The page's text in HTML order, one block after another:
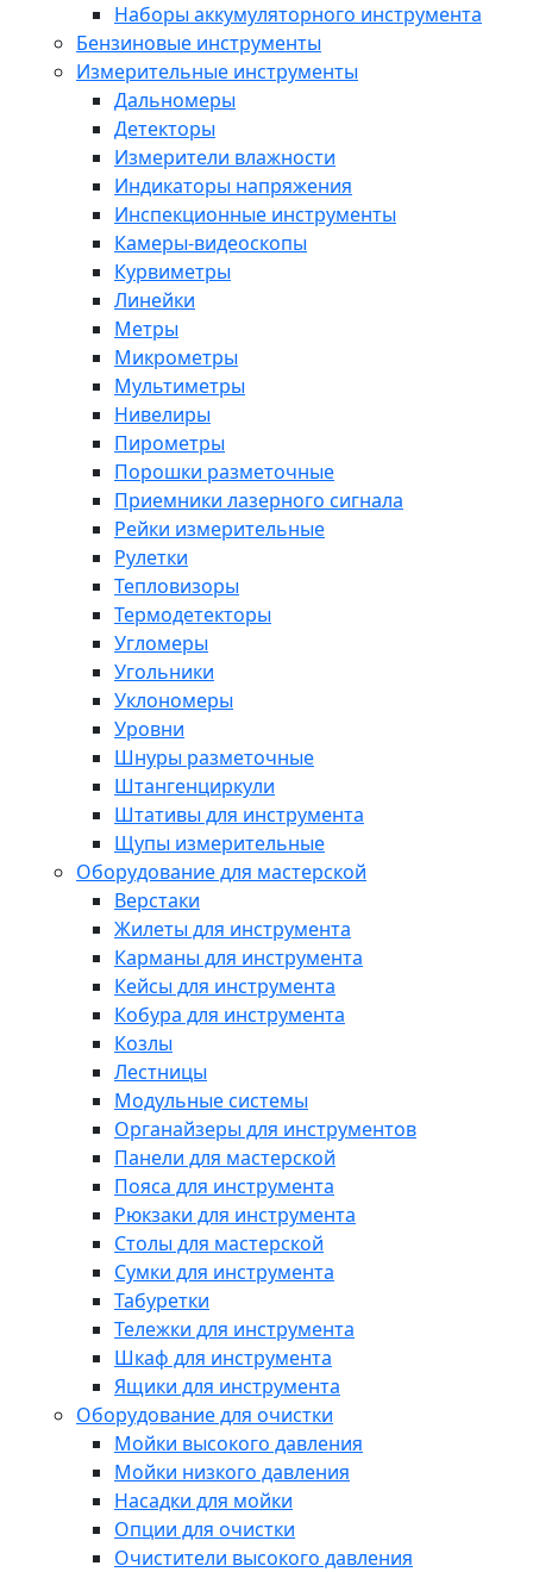
Наборы аккумуляторного инструмента
Бензиновые инструменты
Измерительные инструменты
Дальномеры
Детекторы
Измерители влажности
Индикаторы напряжения
Инспекционные инструменты
Камеры-видеоскопы
Курвиметры
Линейки
Метры
Микрометры
Мультиметры
Нивелиры
Пирометры
Порошки разметочные
Приемники лазерного сигнала
Рейки измерительные
Рулетки
Тепловизоры
Термодетекторы
Угломеры
Угольники
Уклономеры
Уровни
Шнуры разметочные
Штангенциркули
Штативы для инструмента
Щупы измерительные
Оборудование для мастерской
Верстаки
Жилеты для инструмента
Карманы для инструмента
Кейсы для инструмента
Кобура для инструмента
Козлы
Лестницы
Модульные системы
Органайзеры для инструментов
Панели для мастерской
Пояса для инструмента
Рюкзаки для инструмента
Столы для мастерской
Сумки для инструмента
Табуретки
Тележки для инструмента
Шкаф для инструмента
Ящики для инструмента
Оборудование для очистки
Мойки высокого давления
Мойки низкого давления
Насадки для мойки
Опции для очистки
Очистители высокого давления